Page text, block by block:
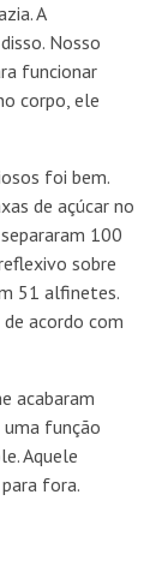
A
Nosso
funcionar
corpo, ele
foi bem.
de açúcar no
100
sobre
51 alfinetes.
acordo com
acabaram
uma função
Aquele
fora.